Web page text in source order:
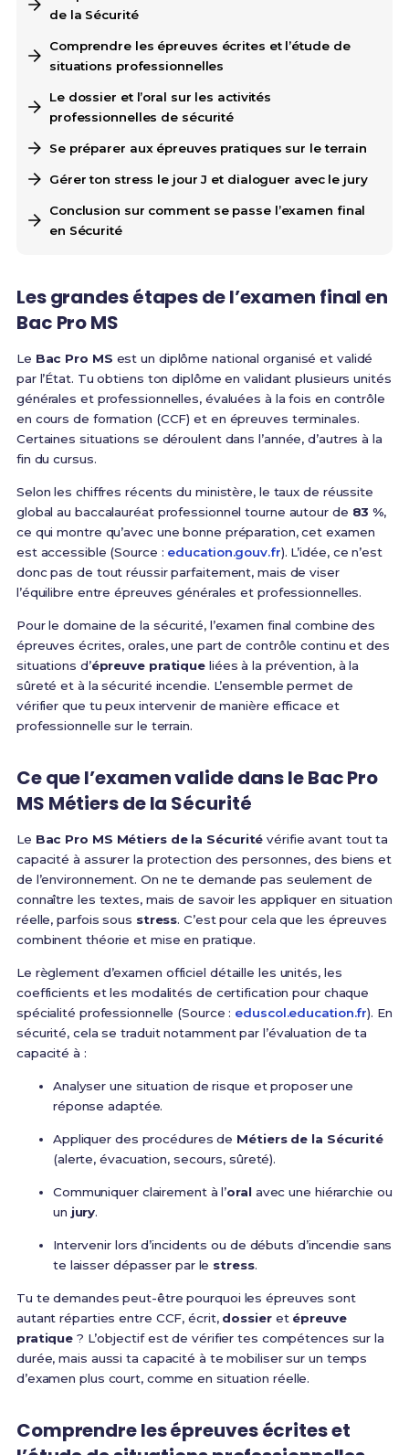
de la Sécurité
Comprendre les épreuves écrites et l’étude de
situations professionnelles
Le dossier et l’oral sur les activités
professionnelles de sécurité
Se préparer aux épreuves pratiques sur le terrain
Gérer ton stress le jour J et dialoguer avec le jury
Conclusion sur comment se passe l’examen final
en Sécurité
Les grandes étapes de l’examen final en
Bac Pro MS
Le Bac Pro MS est un diplôme national organisé et validé
par l’État. Tu obtiens ton diplôme en validant plusieurs unités
générales et professionnelles, évaluées à la fois en contrôle
en cours de formation (CCF) et en épreuves terminales.
Certaines situations se déroulent dans l’année, d’autres à la
fin du cursus.
Selon les chiffres récents du ministère, le taux de réussite
global au baccalauréat professionnel tourne autour de 83 %,
ce qui montre qu’avec une bonne préparation, cet examen
est accessible (Source : education.gouv.fr). L’idée, ce n’est
donc pas de tout réussir parfaitement, mais de viser
l’équilibre entre épreuves générales et professionnelles.
Pour le domaine de la sécurité, l’examen final combine des
épreuves écrites, orales, une part de contrôle continu et des
situations d’épreuve pratique liées à la prévention, à la
sûreté et à la sécurité incendie. L’ensemble permet de
vérifier que tu peux intervenir de manière efficace et
professionnelle sur le terrain.
Ce que l’examen valide dans le Bac Pro
MS Métiers de la Sécurité
Le Bac Pro MS Métiers de la Sécurité vérifie avant tout ta
capacité à assurer la protection des personnes, des biens et
de l’environnement. On ne te demande pas seulement de
connaître les textes, mais de savoir les appliquer en situation
réelle, parfois sous stress. C’est pour cela que les épreuves
combinent théorie et mise en pratique.
Le règlement d’examen officiel détaille les unités, les
coefficients et les modalités de certification pour chaque
spécialité professionnelle (Source : eduscol.education.fr). En
sécurité, cela se traduit notamment par l’évaluation de ta
capacité à :
Analyser une situation de risque et proposer une
réponse adaptée.
Appliquer des procédures de Métiers de la Sécurité
(alerte, évacuation, secours, sûreté).
Communiquer clairement à l’oralavec une hiérarchie ou
un jury.
Intervenir lors d’incidents ou de débuts d’incendie sans
te laisser dépasser par le stress.
Tu te demandes peut-être pourquoi les épreuves sont
autant réparties entre CCF, écrit, dossieret épreuve
pratique ? L’objectif est de vérifier tes compétences sur la
durée, mais aussi ta capacité à te mobiliser sur un temps
d’examen plus court, comme en situation réelle.
Comprendre les épreuves écrites et